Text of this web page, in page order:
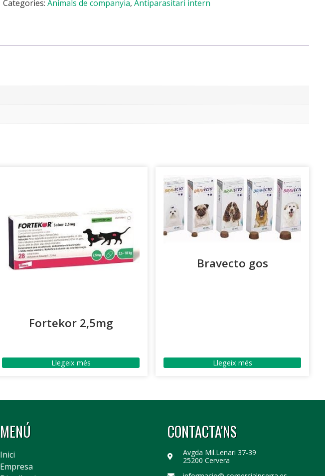
Categories: Animals de companyia, Antiparasitari intern
Fortekor 2,5mg
Llegeix més
Bravecto gos
Llegeix més
MENÚ
Inici
Empresa
CONTACTA'NS
Avgda Mil.Lenari 37-39
25200 Cervera